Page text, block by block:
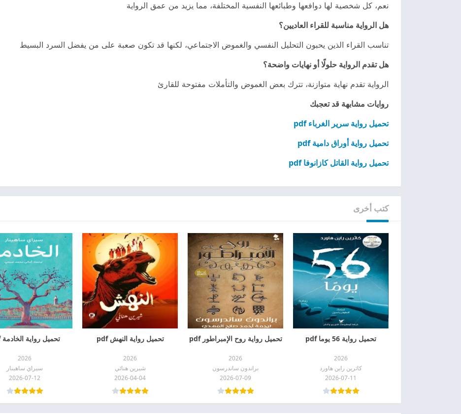
نعم، كل شخصية لها دوافعها وطبائعها النفسية المختلفة، مما يزيد من عمق الرواية
هل الرواية مناسبة للقراء العاديين؟
تناسب القراء الذين يحبون التحليل النفسي والغموض الاجتماعي، لكنها قد تكون صعبة على من يفضل السرد البسيط
هل تقدم الرواية حلولًا أو نهايات واضحة؟
الرواية تقدم نهاية متوازنة، تترك بعض الغموض والتأملات مفتوحة للقارئ
روايات مشابهة قد تعجبك
تحميل رواية سرير الغرباء pdf
تحميل رواية أوراق دامية pdf
تحميل رواية القاتل كازانوفا pdf
كتب أخرى
تحميل رواية 56 يوما pdf
2026
كاثرين راين هاورد
2026-07-11
تحميل رواية روح الإمبراطور pdf
2026
براندون ساندرسون
2026-07-09
تحميل رواية النهش pdf
2026
شيرين هنائي
2026-04-04
تحميل رواية الخادمة pdf
2026
سيراي ساهينار
2026-07-12